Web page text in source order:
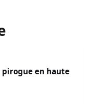
pirogue en haute